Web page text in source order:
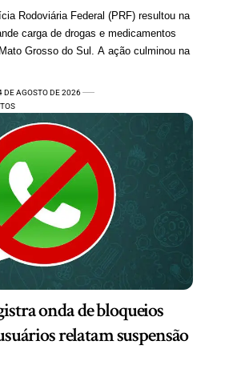
Rodoviária Federal (PRF) resultou na
carga de drogas e medicamentos
Grosso do Sul. A ação culminou na
DE AGOSTO DE 2026
onda de bloqueios
relatam suspensão